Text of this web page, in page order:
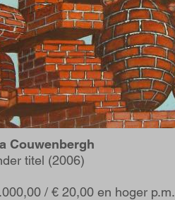
Couwenbergh
titel (2006)
/ € 20,00 en hoger p.m.